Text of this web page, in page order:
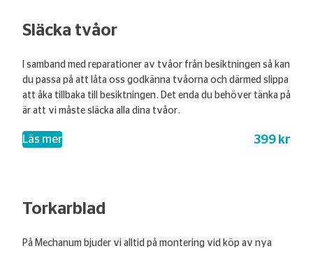
Släcka tvåor
I samband med reparationer av tvåor från besiktningen så kan
du passa på att låta oss godkänna tvåorna och därmed slippa
att åka tillbaka till besiktningen. Det enda du behöver tänka på
är att vi måste släcka alla dina tvåor.
Läs mer– Släcka tvåor 399 kr
Torkarblad
På Mechanum bjuder vi alltid på montering vid köp av nya